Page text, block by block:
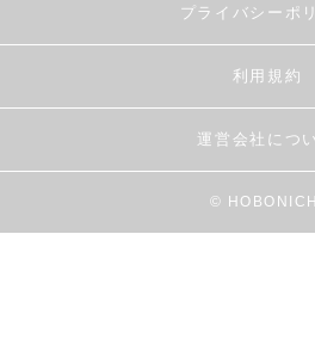
プライバシーポ
利用規約
運営会社につ
© HOBONICHI